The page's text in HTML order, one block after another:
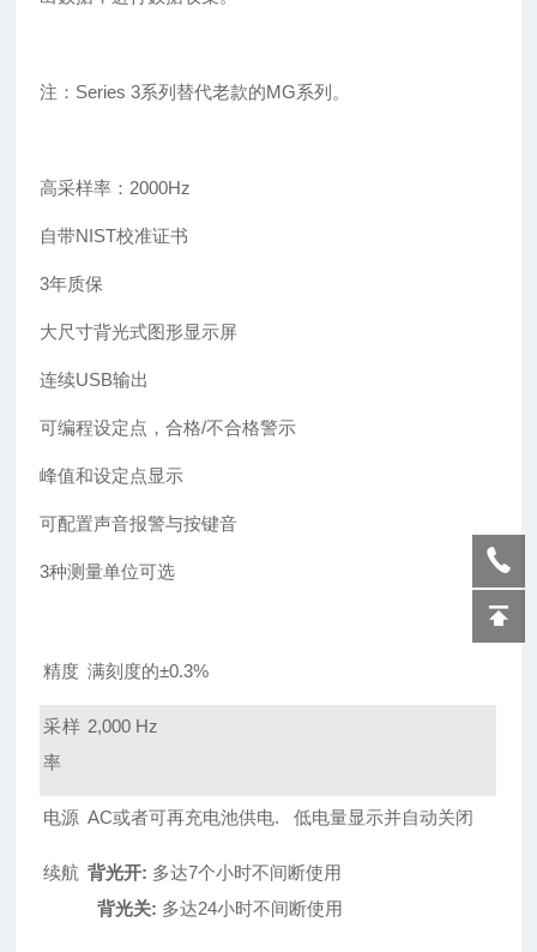
注：Series 3系列替代老款的MG系列。
高采样率：2000Hz
自带NIST校准证书
3年质保
大尺寸背光式图形显示屏
连续USB输出
可编程设定点，合格/不合格警示
峰值和设定点显示
可配置声音报警与按键音
3种测量单位可选
精度 满刻度的±0.3%
采样
率
2,000 Hz
电源 AC或者可再充电池供电. 低电量显示并自动关闭
续航 背光开: 多达7个小时不间断使用
背光关: 多达24小时不间断使用